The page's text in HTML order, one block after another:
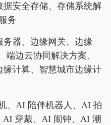
据安全存储、存储系统解
务
器、边缘网关、边缘
边云协同解决方案、
计算、智慧城市边缘计
、AI 陪伴机器人、AI 拍
穿戴、AI 闹钟、AI 潮